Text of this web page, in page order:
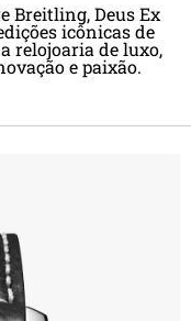
Breitling, Deus Ex
icônicas de
relojoaria de luxo,
e paixão.